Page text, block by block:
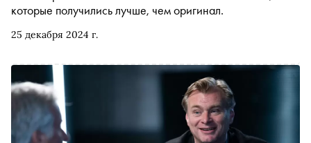
25 декабря 2024 г.
которые получились лучше, чем оригинал.